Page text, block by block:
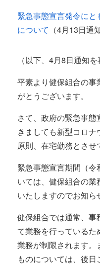
緊急事態宣言発令に
について （4月13日通
（以下、 4月8日通知を
平素より健保組合の事
がとうございます。
さて、政府の緊急事
きましても新型コロ
原則、在宅勤務とさせ
緊急事態宣言期間（
いては、健保組合の業
いたしますのでお知ら
健保組合では通常、
て業務を行っている
業務が制限されます。
ものについては、後